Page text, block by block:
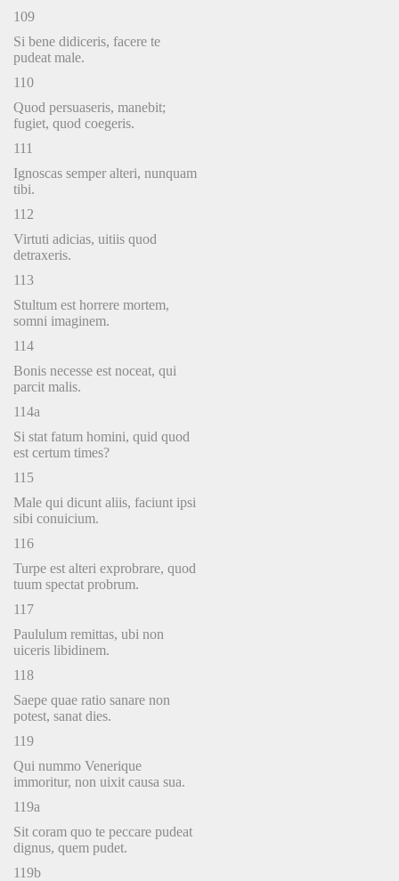
109
Si bene didiceris, facere te
pudeat male.
110
Quod persuaseris, manebit;
fugiet, quod coegeris.
111
Ignoscas semper alteri, nunquam
tibi.
112
Virtuti adicias, uitiis quod
detraxeris.
113
Stultum est horrere mortem,
somni imaginem.
114
Bonis necesse est noceat, qui
parcit malis.
114a
Si stat fatum homini, quid quod
est certum times?
115
Male qui dicunt aliis, faciunt ipsi
sibi conuicium.
116
Turpe est alteri exprobrare, quod
tuum spectat probrum.
117
Paululum remittas, ubi non
uiceris libidinem.
118
Saepe quae ratio sanare non
potest, sanat dies.
119
Qui nummo Venerique
immoritur, non uixit causa sua.
119a
Sit coram quo te peccare pudeat
dignus, quem pudet.
119b